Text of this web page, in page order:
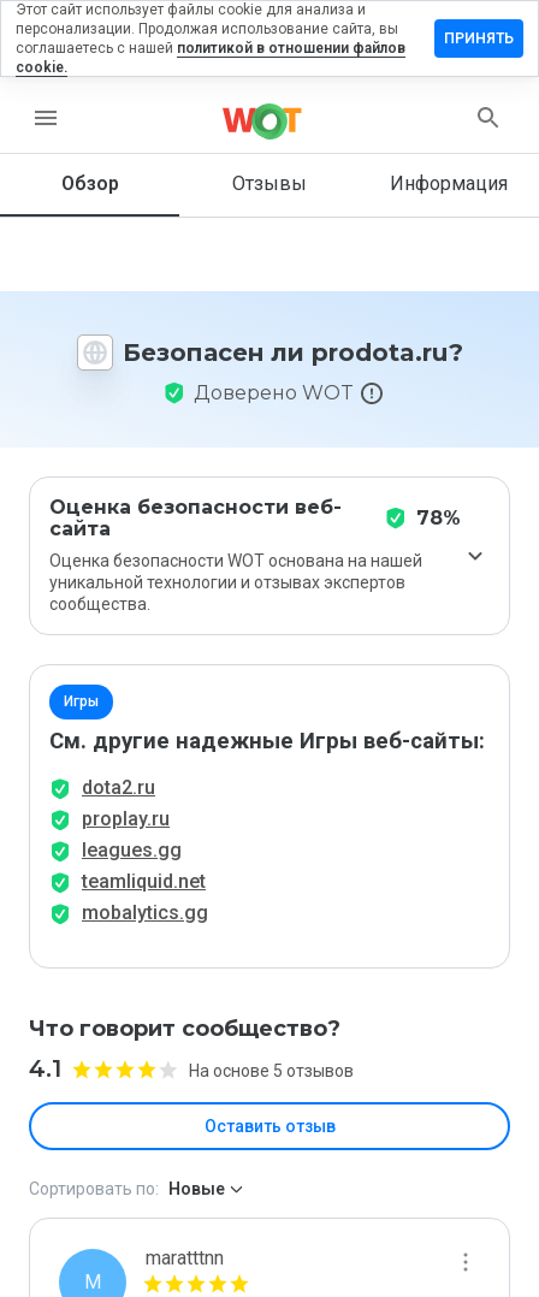
menu
Обзор Отзывы Информация
Безопасен ли prodota.ru?
Доверено WOT
Оценка безопасности веб-
сайта
78%
Оценка безопасности WOT основана на нашей
уникальной технологии и отзывах экспертов
сообщества.
Игры
См. другие надежные Игры веб-сайты:
dota2.ru
proplay.ru
leagues.gg
teamliquid.net
mobalytics.gg
Что говорит сообщество?
4.1 На основе 5 отзывов
Оставить отзыв
на
Как бы
этот
1 до 5?
Сортировать по: Новые
M
maratttnn
Этот сайт использует файлы cookie для анализа и
персонализации. Продолжая использование сайта, вы
соглашаетесь с нашей политикой в отношении файлов
cookie.
ПРИНЯТЬ